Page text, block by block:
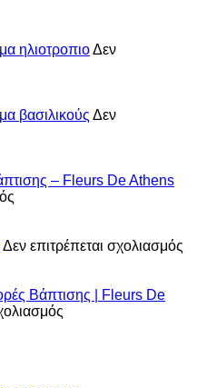
ηλιοτροπιοΔεν
βασιλικούς Δεν
– Fleurs De Athens
Βάπτισης
De
Athens
Δεν επιτρέπεται σχολιασμός
Βάπτισης | Fleurs De